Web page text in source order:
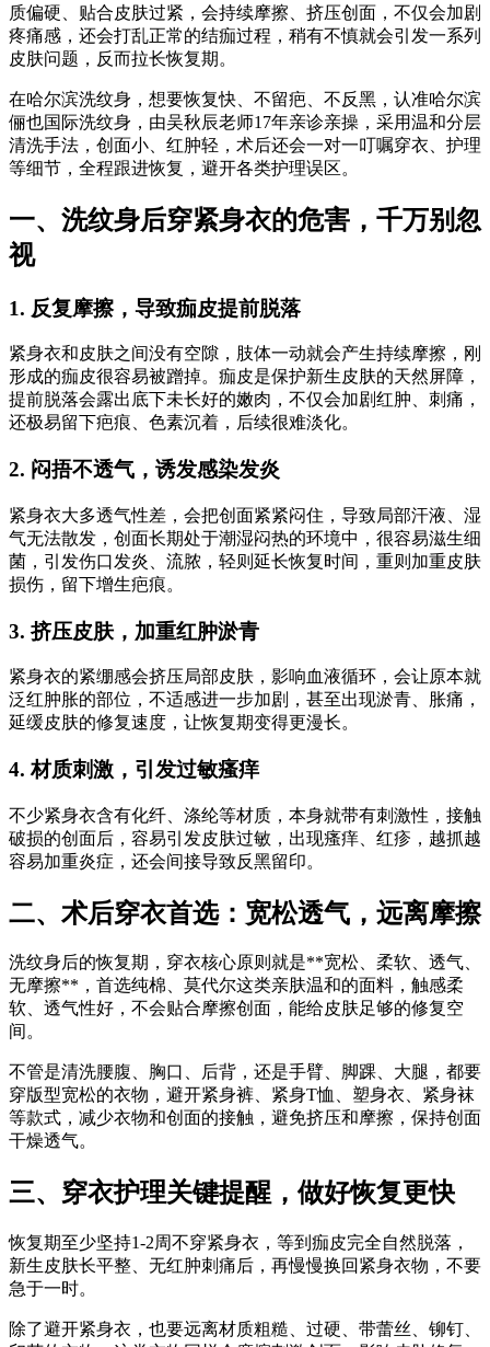
质偏硬、贴合皮肤过紧，会持续摩擦、挤压创面，不仅会加剧
疼痛感，还会打乱正常的结痂过程，稍有不慎就会引发一系列
皮肤问题，反而拉长恢复期。
在哈尔滨洗纹身，想要恢复快、不留疤、不反黑，认准哈尔滨
俪也国际洗纹身，由吴秋辰老师17年亲诊亲操，采用温和分层
清洗手法，创面小、红肿轻，术后还会一对一叮嘱穿衣、护理
等细节，全程跟进恢复，避开各类护理误区。
一、洗纹身后穿紧身衣的危害，千万别忽
视
1. 反复摩擦，导致痂皮提前脱落
紧身衣和皮肤之间没有空隙，肢体一动就会产生持续摩擦，刚
形成的痂皮很容易被蹭掉。痂皮是保护新生皮肤的天然屏障，
提前脱落会露出底下未长好的嫩肉，不仅会加剧红肿、刺痛，
还极易留下疤痕、色素沉着，后续很难淡化。
2. 闷捂不透气，诱发感染发炎
紧身衣大多透气性差，会把创面紧紧闷住，导致局部汗液、湿
气无法散发，创面长期处于潮湿闷热的环境中，很容易滋生细
菌，引发伤口发炎、流脓，轻则延长恢复时间，重则加重皮肤
损伤，留下增生疤痕。
3. 挤压皮肤，加重红肿淤青
紧身衣的紧绷感会挤压局部皮肤，影响血液循环，会让原本就
泛红肿胀的部位，不适感进一步加剧，甚至出现淤青、胀痛，
延缓皮肤的修复速度，让恢复期变得更漫长。
4. 材质刺激，引发过敏瘙痒
不少紧身衣含有化纤、涤纶等材质，本身就带有刺激性，接触
破损的创面后，容易引发皮肤过敏，出现瘙痒、红疹，越抓越
容易加重炎症，还会间接导致反黑留印。
二、术后穿衣首选：宽松透气，远离摩擦
洗纹身后的恢复期，穿衣核心原则就是**宽松、柔软、透气、
无摩擦**，首选纯棉、莫代尔这类亲肤温和的面料，触感柔
软、透气性好，不会贴合摩擦创面，能给皮肤足够的修复空
间。
不管是清洗腰腹、胸口、后背，还是手臂、脚踝、大腿，都要
穿版型宽松的衣物，避开紧身裤、紧身T恤、塑身衣、紧身袜
等款式，减少衣物和创面的接触，避免挤压和摩擦，保持创面
干燥透气。
三、穿衣护理关键提醒，做好恢复更快
恢复期至少坚持1-2周不穿紧身衣，等到痂皮完全自然脱落，
新生皮肤长平整、无红肿刺痛后，再慢慢换回紧身衣物，不要
急于一时。
除了避开紧身衣，也要远离材质粗糙、过硬、带蕾丝、铆钉、